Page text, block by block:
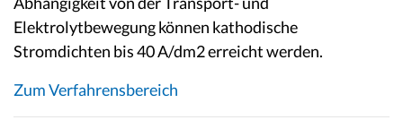
Elektrolytbewegung können kathodische
Stromdichten bis 40 A/dm2 erreicht werden.
Zum Verfahrensbereich